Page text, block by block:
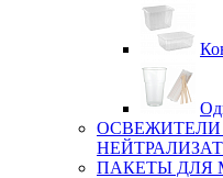
ОСВЕЖИТЕЛИ
ПАКЕТЫ ДЛЯ